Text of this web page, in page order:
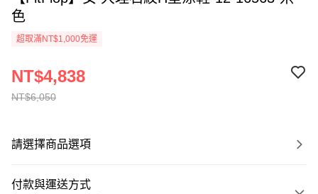
色
超取滿NT$1,000免運
NT$6,050
NT$4,838
請選擇商品選項
付款與運送方式